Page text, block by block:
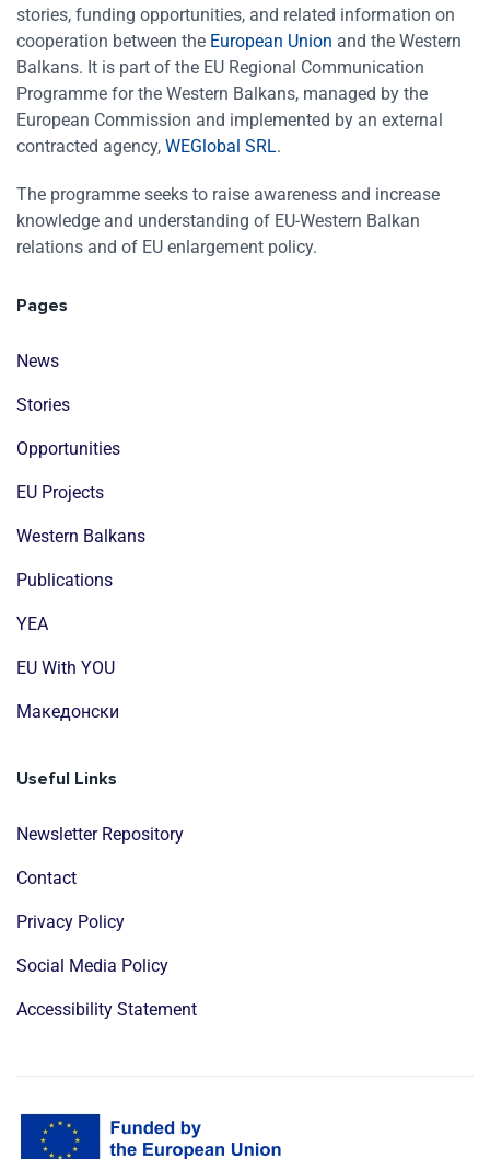
stories, funding opportunities, and related information on
cooperation between the European Union and the Western
Balkans. It is part of the EU Regional Communication
Programme for the Western Balkans, managed by the
European Commission and implemented by an external
contracted agency, WEGlobal SRL.
The programme seeks to raise awareness and increase
knowledge and understanding of EU-Western Balkan
relations and of EU enlargement policy.
Pages
News
Stories
Opportunities
EU Projects
Western Balkans
Publications
YEA
EU With YOU
Mакедонски
Useful Links
Newsletter Repository
Contact
Privacy Policy
Social Media Policy
Accessibility Statement